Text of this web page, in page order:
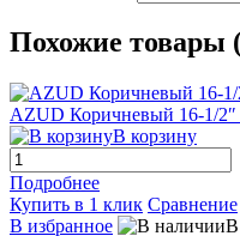
Похожие товары
AZUD Коричневый 16-1/
В корзину
Подробнее
Купить в 1 клик Сравнение
В избранное
В